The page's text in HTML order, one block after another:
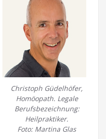
Christoph Güdelhöfer,
Homöopath. Legale
Berufsbezeichnung:
Heilpraktiker.
Foto: Martina Glas